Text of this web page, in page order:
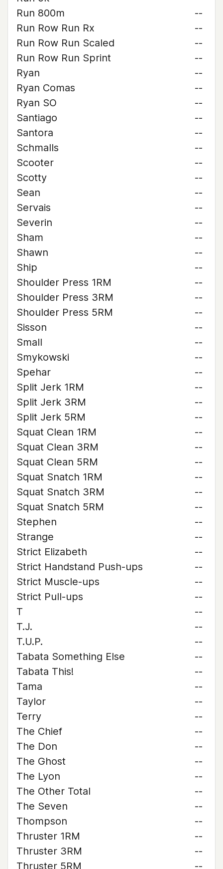
Run 800m
--
Run Row Run Rx
--
Run Row Run Scaled
--
Run Row Run Sprint
--
Ryan
--
Ryan Comas
--
Ryan SO
--
Santiago
--
Santora
--
Schmalls
--
Scooter
--
Scotty
--
Sean
--
Servais
--
Severin
--
Sham
--
Shawn
--
Ship
--
Shoulder Press 1RM
--
Shoulder Press 3RM
--
Shoulder Press 5RM
--
Sisson
--
Small
--
Smykowski
--
Spehar
--
Split Jerk 1RM
--
Split Jerk 3RM
--
Split Jerk 5RM
--
Squat Clean 1RM
--
Squat Clean 3RM
--
Squat Clean 5RM
--
Squat Snatch 1RM
--
Squat Snatch 3RM
--
Squat Snatch 5RM
--
Stephen
--
Strange
--
Strict Elizabeth
--
Strict Handstand Push-ups
--
Strict Muscle-ups
--
Strict Pull-ups
--
T
--
T.J.
--
T.U.P.
--
Tabata Something Else
--
Tabata This!
--
Tama
--
Taylor
--
Terry
--
The Chief
--
The Don
--
The Ghost
--
The Lyon
--
The Other Total
--
The Seven
--
Thompson
--
Thruster 1RM
--
Thruster 3RM
--
Thruster 5RM
--